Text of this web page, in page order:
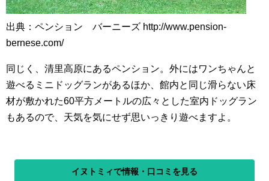
出典：ペンション バーニーズ http://www.pension-
bernese.com/
同じく、清里高原にあるペンション。外にはワンちゃんと
遊べるミニドッグランがあるほか、館内と同じ滑らない床
材が敷かれた60平方メートルの広々とした室内ドッグラン
もあるので、天気を気にせず思いっきり遊べますよ。
イヌトミィで情報・口コミを見る